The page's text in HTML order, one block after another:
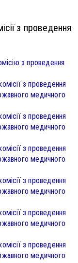
з проведення
з проведення
з проведення
медичного
з проведення
медичного
з проведення
медичного
з проведення
медичного
з проведення
медичного
з проведення
медичного